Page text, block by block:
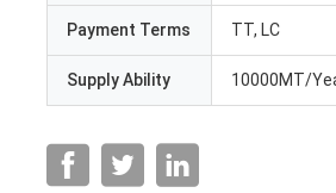
Payment Terms TT, LC
Supply Ability 10000MT/